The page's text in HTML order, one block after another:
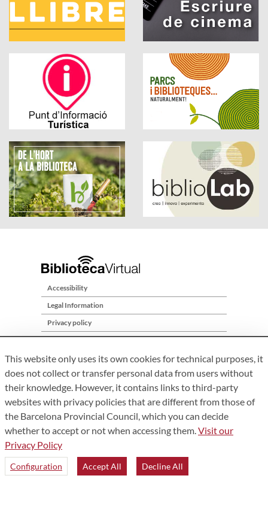
Accessibility
Legal Information
Privacy policy
Who are we?
Contact
This website only uses its own cookies for technical purposes, it
does not collect or transfer personal data from users without
their knowledge. However, it contains links to third-party
websites with privacy policies that are different from those of
the Barcelona Provincial Council, which you can decide
whether to accept or not when accessing them.Visit our
Privacy Policy
Configuration Accept All Decline All